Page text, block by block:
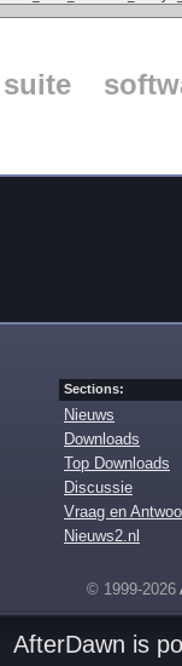
suite
Sections:
Nieuws
Downloads
Top Downloads
Discussie
Vraag en
Nieuws2.nl
© 1999-2026
AfterDawn is